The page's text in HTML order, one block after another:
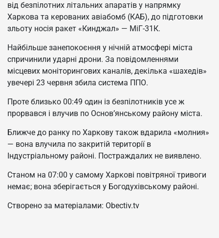
від безпілотних літальних апаратів у напрямку
Харкова та керованих авіабомб (КАБ), до підготовки
зльоту носія ракет «Кинджал» — МіГ-31К.
Найбільше занепокоєння у нічній атмосфері міста
спричинили ударні дрони. За повідомленнями
місцевих моніторингових каналів, декілька «шахедів»
увечері 23 червня збила система ППО.
Проте близько 00:49 один із безпілотників усе ж
прорвався і влучив по Основ’янському району міста.
Ближче до ранку по Харкову також вдарила «молния»
— вона влучила по закритій території в
Індустріальному районі. Постраждалих не виявлено.
Станом на 07:00 у самому Харкові повітряної тривоги
немає; вона зберігається у Богодухівському районі.
Створено за матеріалами: Obectiv.tv